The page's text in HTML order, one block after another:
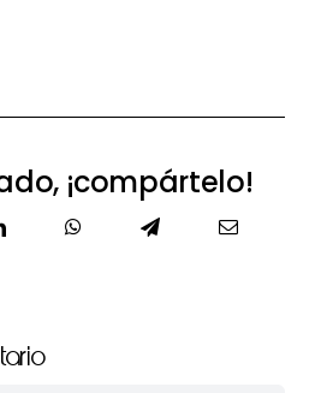
¡compártelo!